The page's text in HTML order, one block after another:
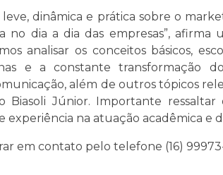
dinâmica e prática sobre o
no dia a dia das empresas”, afirma
analisar os conceitos básicos,
e a constante transformação
além de outros tópicos
Biasoli Júnior. Importante ressaltar
experiência na atuação acadêmica e
em contato pelo telefone (16)